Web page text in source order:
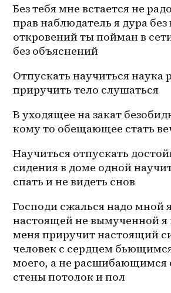
Без тебя мне встается не
прав наблюдатель я дура без
откровений ты пойман в
без объяснений
Отпускать научиться наука
приручить тело слушаться
В уходящее на закат
кому то обещающее стать
Научиться отпускать
сидения в доме одной
спать и не видеть снов
Господи сжалься надо мной
настоящей не вымученной я
меня приручит настоящий
человек с сердцем
моего, а не расшибающимся
стены потолок и пол